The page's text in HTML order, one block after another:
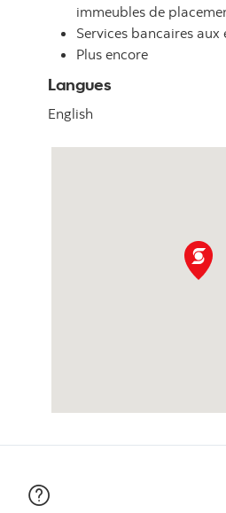
immeubles de
Services bancaires aux
Plus encore
Langues
English